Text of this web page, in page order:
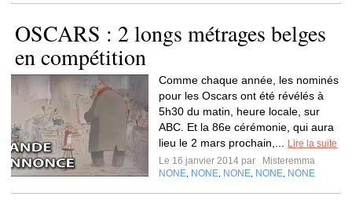
OSCARS : 2 longs métrages belges
en compétition
Comme chaque année, les nominés
pour les Oscars ont été révélés à
5h30 du matin, heure locale, sur
ABC. Et la 86e cérémonie, qui aura
lieu le 2 mars prochain,...
Lire la suite
Le 16 janvier 2014 par
Misteremma
NONE NONE NONE NONE NONE